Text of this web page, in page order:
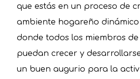
que estás en un proceso de
ambiente hogareño
donde todos los miembros
puedan crecer y
un buen augurio para la